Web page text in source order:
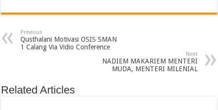
Previous
Qusthalani Motivasi OSIS SMAN
1 Calang Via Vidio Conference
Next
NADIEM MAKARIEM MENTERI
MUDA, MENTERI MILENIAL
Related Articles